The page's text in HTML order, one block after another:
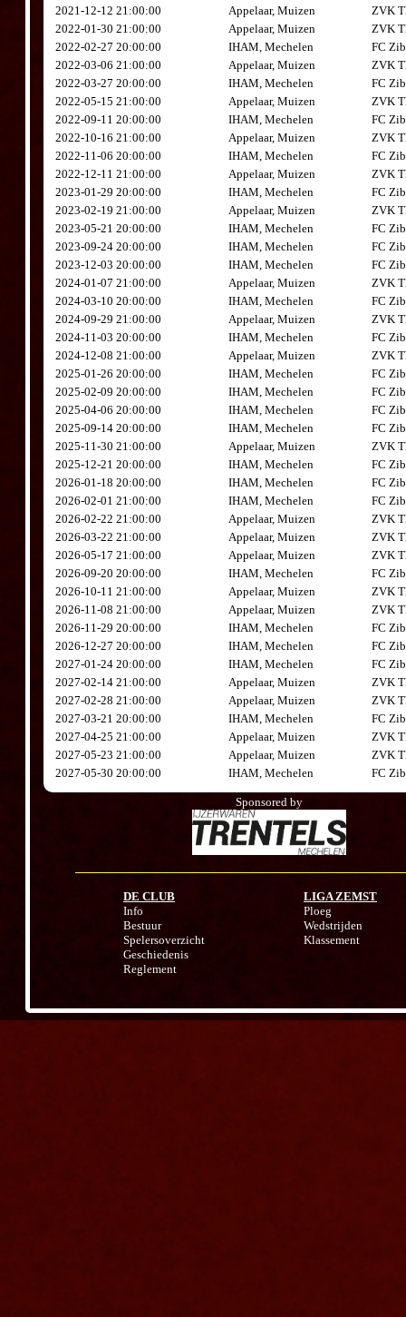
2021-12-12 21:00:00 Appelaar, Muizen
ZVK
2022-01-30 21:00:00
Appelaar, Muizen
ZVK
2022-02-27 20:00:00
IHAM, Mechelen
FC
2022-03-06 21:00:00
Appelaar, Muizen
ZVK
2022-03-27 20:00:00
IHAM, Mechelen
FC
2022-05-15 21:00:00
Appelaar, Muizen
ZVK
2022-09-11 20:00:00
IHAM, Mechelen
FC
2022-10-16 21:00:00
Appelaar, Muizen
ZVK
2022-11-06 20:00:00
IHAM, Mechelen
FC
2022-12-11 21:00:00
Appelaar, Muizen
ZVK
2023-01-29 20:00:00
IHAM, Mechelen
FC
2023-02-19 21:00:00
Appelaar, Muizen
ZVK
2023-05-21 20:00:00
IHAM, Mechelen
FC
2023-09-24 20:00:00
IHAM, Mechelen
FC
2023-12-03 20:00:00
IHAM, Mechelen
FC
2024-01-07 21:00:00
Appelaar, Muizen
ZVK
2024-03-10 20:00:00
IHAM, Mechelen
FC
2024-09-29 21:00:00
Appelaar, Muizen
ZVK
2024-11-03 20:00:00
IHAM, Mechelen
FC
2024-12-08 21:00:00
Appelaar, Muizen
ZVK
2025-01-26 20:00:00
IHAM, Mechelen
FC
2025-02-09 20:00:00
IHAM, Mechelen
FC
2025-04-06 20:00:00
IHAM, Mechelen
FC
2025-09-14 20:00:00
IHAM, Mechelen
FC
2025-11-30 21:00:00
Appelaar, Muizen
ZVK
2025-12-21 20:00:00
IHAM, Mechelen
FC
2026-01-18 20:00:00
IHAM, Mechelen
FC
2026-02-01 21:00:00
IHAM, Mechelen
FC
2026-02-22 21:00:00
Appelaar, Muizen
ZVK
2026-03-22 21:00:00
Appelaar, Muizen
ZVK
2026-05-17 21:00:00
Appelaar, Muizen
ZVK
2026-09-20 20:00:00
IHAM, Mechelen
FC
2026-10-11 21:00:00
Appelaar, Muizen
ZVK
2026-11-08 21:00:00
Appelaar, Muizen
ZVK
2026-11-29 20:00:00
IHAM, Mechelen
FC
2026-12-27 20:00:00
IHAM, Mechelen
FC
2027-01-24 20:00:00
IHAM, Mechelen
FC
2027-02-14 21:00:00
Appelaar, Muizen
ZVK
2027-02-28 21:00:00
Appelaar, Muizen
ZVK
2027-03-21 20:00:00
IHAM, Mechelen
FC
2027-04-25 21:00:00
Appelaar, Muizen
ZVK
2027-05-23 21:00:00
Appelaar, Muizen
ZVK
2027-05-30 20:00:00
IHAM, Mechelen FC
Sponsored by
DE CLUB
Info
Bestuur
Spelersoverzicht
Geschiedenis
Reglement
LIGA ZEMST
Ploeg
Wedstrijden
Klassement